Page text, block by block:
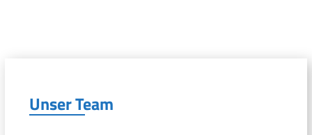
Unser Team